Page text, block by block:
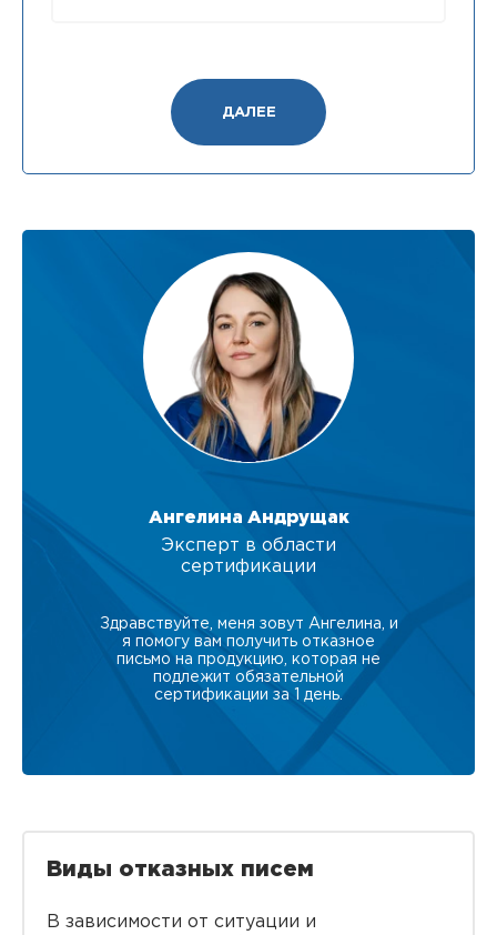
ДАЛЕЕ
Ангелина Андрущак
Эксперт в области
сертификации
Здравствуйте, меня зовут Ангелина, и
я помогу вам получить отказное
письмо на продукцию, которая не
подлежит обязательной
сертификации за 1 день.
Виды отказных писем
В зависимости от ситуации и